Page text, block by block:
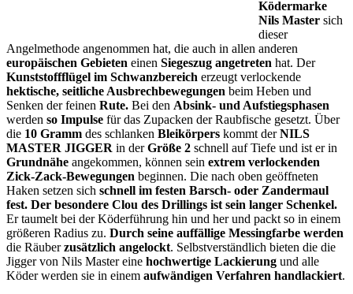
Ködermarke
Nils Master sich
dieser
Angelmethode angenommen hat, die auch in allen anderen
europäischen Gebieten einen Siegeszug angetreten hat. Der
Kunststoffflügel im Schwanzbereich erzeugt verlockende
hektische, seitliche Ausbrechbewegungen beim Heben und
Senken der feinen Rute. Bei den Absink- und Aufstiegsphasen
werden so Impulse für das Zupacken der Raubfische gesetzt. Über
die 10 Gramm des schlanken Bleikörpers kommt derNILS
MASTER JIGGER in derGröße 2 schnell auf Tiefe und ist er in
Grundnähe angekommen, können sein extrem verlockenden
Zick-Zack-Bewegungen beginnen. Die nach oben geöffneten
Haken setzen sich schnell im festen Barsch- oder Zandermaul
fest. Der besondere Clou des Drillings ist sein langer Schenkel.
Er taumelt bei der Köderführung hin und her und packt so in einem
größeren Radius zu. Durch seine auffällige Messingfarbe werden
die Räuberzusätzlich angelockt. Selbstverständlich bieten die die
Jigger von Nils Master eine hochwertige Lackierung und alle
Köder werden sie in einem aufwändigen Verfahren handlackiert.